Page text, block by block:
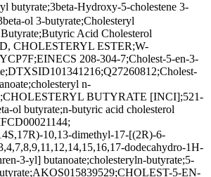
butyrate;3beta-Hydroxy-5-cholestene 3-
ol 3-butyrate;Cholesteryl
Acid Cholesterol
CHOLESTERYL ESTER;W-
208-304-7;Cholest-5-en-3-
n-
BUTYRATE [INCI];521-
ol butyrate;n-butyric acid cholesterol
10,13-dimethyl-17-[(2R)-6-
dodecahydro-1H-
3-yl] butanoate;cholesteryln-butyrate;5-
5-EN-